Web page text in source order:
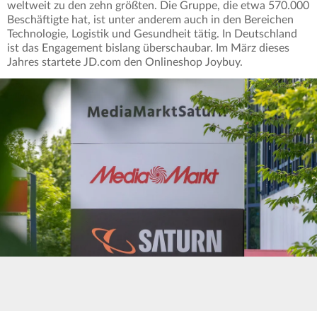
weltweit zu den zehn größten. Die Gruppe, die etwa 570.000
Beschäftigte hat, ist unter anderem auch in den Bereichen
Technologie, Logistik und Gesundheit tätig. In Deutschland
ist das Engagement bislang überschaubar. Im März dieses
Jahres startete JD.com den Onlineshop Joybuy.